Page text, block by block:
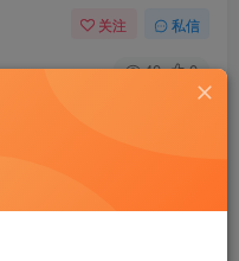
关注 私信
40 0
，虽然是动态的，但好